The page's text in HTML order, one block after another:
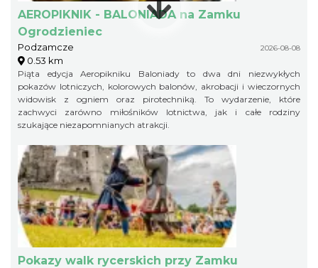
AEROPIKNIK - BALONIADA na Zamku
Ogrodzieniec
Podzamcze 2026-08-08
0.53 km
Piąta edycja Aeropikniku Baloniady to dwa dni niezwykłych
pokazów lotniczych, kolorowych balonów, akrobacji i wieczornych
widowisk z ogniem oraz pirotechniką. To wydarzenie, które
zachwyci zarówno miłośników lotnictwa, jak i całe rodziny
szukające niezapomnianych atrakcji.
Pokazy walk rycerskich przy Zamku